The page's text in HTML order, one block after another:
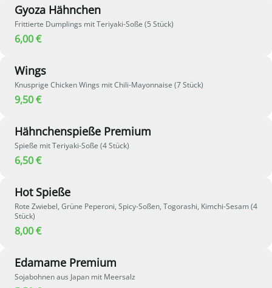
Gyoza Hähnchen
Frittierte Dumplings mit Teriyaki-Soße (5 Stück)
6,00 €
Wings
Knusprige Chicken Wings mit Chili-Mayonnaise (7 Stück)
9,50 €
Hähnchenspieße Premium
Spieße mit Teriyaki-Soße (4 Stück)
6,50 €
Hot Spieße
Rote Zwiebel, Grüne Peperoni, Spicy-Soßen, Togorashi, Kimchi-Sesam (4
Stück)
8,00 €
Edamame Premium
Sojabohnen aus Japan mit Meersalz